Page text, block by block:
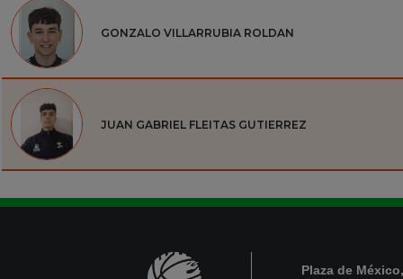
GONZALO VILLARRUBIA ROLDAN
JUAN GABRIEL FLEITAS GUTIERREZ
Plaza de